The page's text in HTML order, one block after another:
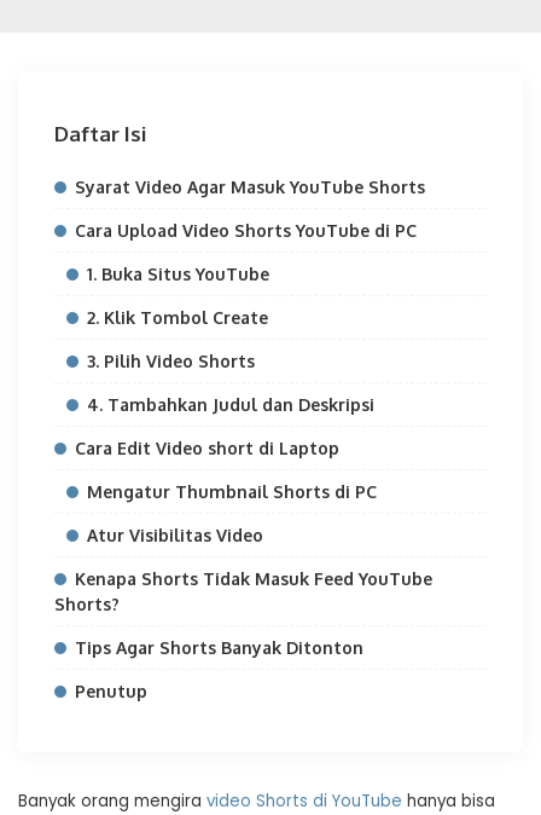
Daftar Isi
Syarat Video Agar Masuk YouTube Shorts
Cara Upload Video Shorts YouTube di PC
1. Buka Situs YouTube
2. Klik Tombol Create
3. Pilih Video Shorts
4. Tambahkan Judul dan Deskripsi
Cara Edit Video short di Laptop
Mengatur Thumbnail Shorts di PC
Atur Visibilitas Video
Kenapa Shorts Tidak Masuk Feed YouTube
Shorts?
Tips Agar Shorts Banyak Ditonton
Penutup
Banyak orang mengira video Shorts di YouTube hanya bisa